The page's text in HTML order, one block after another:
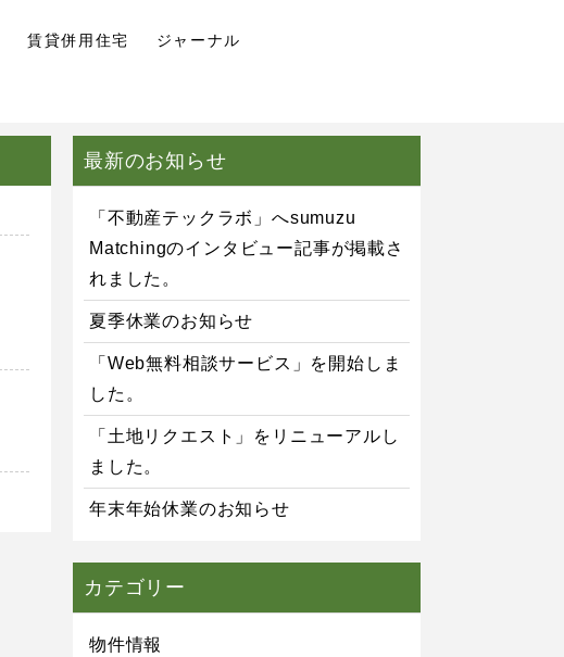
賃貸併用住宅 ジャーナル
最新のお知らせ
「不動産テックラボ」へsumuzu
Matchingのインタビュー記事が掲載さ
れました。
夏季休業のお知らせ
「Web無料相談サービス」を開始しま
した。
「土地リクエスト」をリニューアルし
ました。
年末年始休業のお知らせ
カテゴリー
物件情報